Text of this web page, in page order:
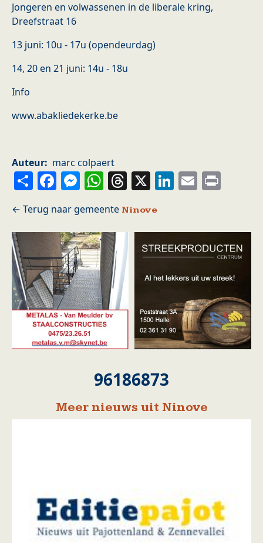
Jongeren en volwassenen in de liberale kring,
Dreefstraat 16
13 juni: 10u - 17u (opendeurdag)
14, 20 en 21 juni: 14u - 18u
Info
www.abakliedekerke.be
Auteur marc colpaert
ShareFacebook
Messenger
WhatsApp
Threads
X LinkedIn
Email
Ninove
96186873
Meer nieuws uit Ninove